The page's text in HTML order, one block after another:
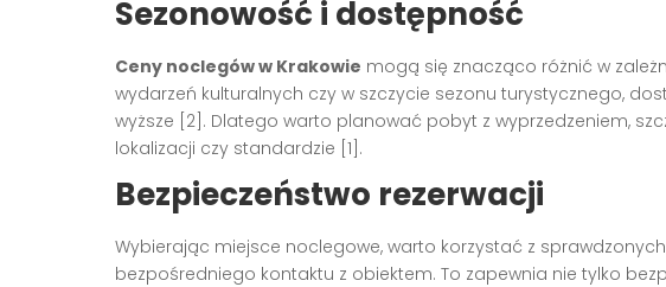
Sezonowość i dostępność
Ceny noclegów w Krakowie mogą się znacząco różnić w
wydarzeń kulturalnych czy w szczycie sezonu turystycznego,
wyższe [2]. Dlatego warto planować pobyt z wyprzedzeniem,
lokalizacji czy standardzie [1].
Bezpieczeństwo rezerwacji
Wybierając miejsce noclegowe, warto korzystać z
bezpośredniego kontaktu z obiektem. To zapewnia nie tylko